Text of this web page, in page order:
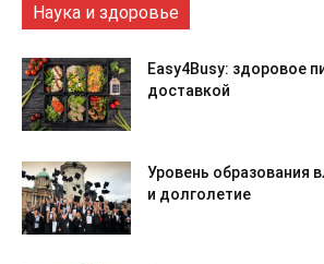
Наука и здоровье
Easy4Busy: здоровое
доставкой
Уровень образования
и долголетие